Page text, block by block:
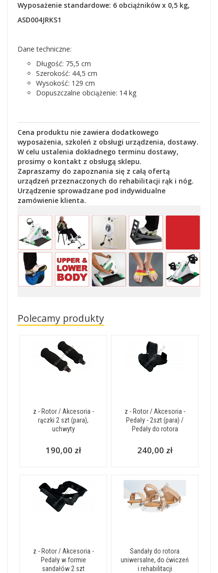
Wyposażenie standardowe: 6 obciążników x 0,5 kg,
ASD004JRKS1
Dane techniczne:
Długość: 75,5 cm
Szerokość: 44,5 cm
Wysokość: 129 cm
Dopuszczalne obciążenie: 14 kg
Cena produktu nie zawiera dodatkowego
wyposażenia, szkoleń z obsługi urządzenia, dostawy.
W celu ustalenia dokładnego terminu dostawy,
prosimy o kontakt z obsługą sklepu.
Zapraszamy do zapoznania się z całą ofertą
urządzeń przeznaczonych do rehabilitacji rąk i nóg.
Urządzenie sprowadzane pod indywidualne
zamówienie klienta.
Polecamy produkty
z - Rotor / Akcesoria -
rączki 2 szt (para),
uchwyty
190,00 zł
z - Rotor / Akcesoria -
Pedały - 2szt (para) /
Pedały do rotora
240,00 zł
z - Rotor / Akcesoria -
Pedały w formie
sandałów 2 szt
Sandały do rotora
uniwersalne, do ćwiczeń
i rehabilitacji